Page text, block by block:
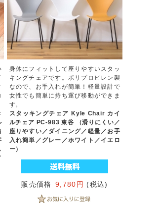
身体にフィットして座りやすいスタッ
キングチェアです。ポリプロピレン製
なので、お手入れが簡単！軽量設計で
女性でも簡単に持ち運び移動ができま
す。
スタッキングチェア Kyle Chair カイ
ルチェア PC-983 東谷 （滑りにくい／
座りやすい／ダイニング／軽量／お手
入れ簡単／グレー／ホワイト／イエロ
ー）
販売価格 9,780円 (税込)